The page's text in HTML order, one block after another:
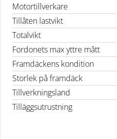
Motortillverkare
Tillåten lastvikt
Totalvikt
Fordonets max yttre mått
Framdäckens kondition
Storlek på framdäck
Tillverkningsland
Tilläggsutrustning